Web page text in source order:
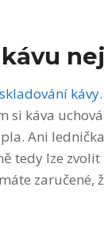
kávy
si káva
Ani
tedy lze